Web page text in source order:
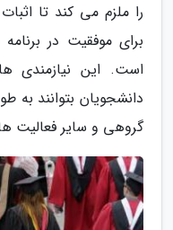
را ملزم می کند تا
برای موفقیت در
است. این نیازمندی
دانشجویان بتوانند به
گروهی و سایر فعالیت